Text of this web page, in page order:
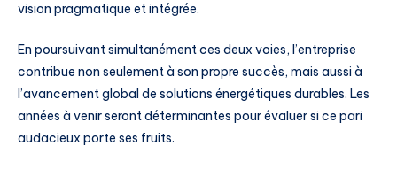
vision pragmatique et intégrée.
En poursuivant simultanément ces deux voies, l’entreprise
contribue non seulement à son propre succès, mais aussi à
l’avancement global de solutions énergétiques durables. Les
années à venir seront déterminantes pour évaluer si ce pari
audacieux porte ses fruits.